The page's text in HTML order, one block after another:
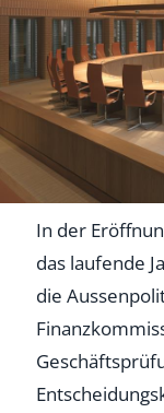
In der
das laufende
die